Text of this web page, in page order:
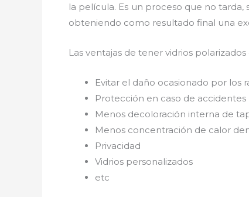
la película. Es un proceso que no
obteniendo como resultado final una
Las ventajas de tener vidrios
Evitar el daño ocasionado por los
Protección en caso de accidentes
Menos decoloración interna de
Menos concentración de calor
Privacidad
Vidrios personalizados
etc